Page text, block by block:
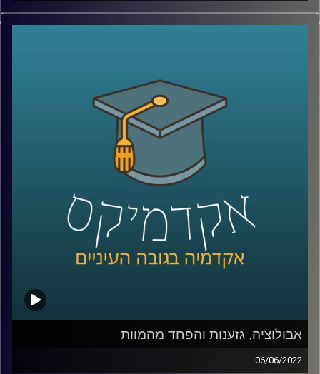
בעידן בו אנו נמדדים על ידי כמות הלייקים והעוקבים חשוב
לתעד את הפעילות שאנחנו עושות ועושים ולהציג אותה
גלשן ביד כאילו בלי ידיעתם ומסיבות בריכה, יציאה עם חברים
או ארוחות במסעדה יצולמו כדי להבהיר לכולם
שהמצולמים בעלי חיי חברה עשירים. אבל מה קורה כאשר
המצב הכלכלי לא מאפשר לטוס לחו"ל, להיות בחוגים פוטוגנים
או לצאת למסעדות לעיתים קרובות ואפילו השכונה או חצר
הבית לא מספיק יפים כדי להצטלם בהם (ובטח שלא כוללים
בפרק הזה ענבר מיכלזון דרורי, חוקרת ומרצה על סוציולוגיה
דיגיטלית תרבות ובני נוער באינסטגרם בבר אילן ואצלנו בחטיבת
נערות ונערים ממעמד נמוך לעומת כאלו ממעמד כלכלי גבוה,
איך מציגים חיים יפים בתוך מציאות שאינה פוטוגנית ומה זה אי
שוויון בנכסים דיגיטאליים.
אבולוציה, גזענות והפחד מהמוות
06/06/2022